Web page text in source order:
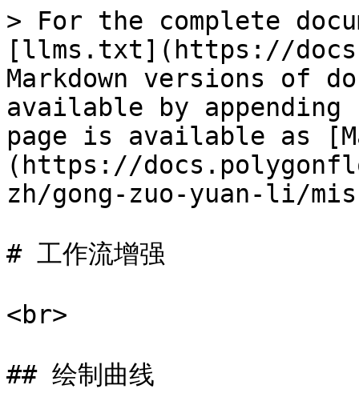
> For the complete
[llms.txt](https://
Markdown versions of
available by
page is available as
(https://
zh/gong-zuo-yuan-li/
# 工作流增强
<br>
## 绘制曲线